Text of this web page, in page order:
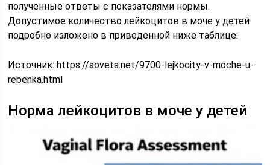
полученные ответы с показателями нормы.
Допустимое количество лейкоцитов в моче у детей
подробно изложено в приведенной ниже таблице:
Источник: https://sovets.net/9700-lejkocity-v-moche-u-
rebenka.html
Норма лейкоцитов в моче у детей